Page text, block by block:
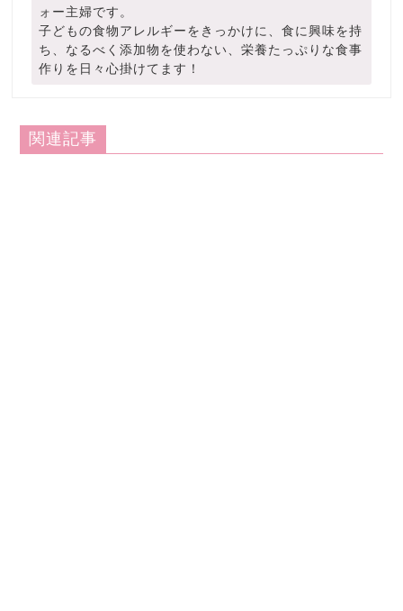
ォー主婦です。
子どもの食物アレルギーをきっかけに、食に興味を持
ち、なるべく添加物を使わない、栄養たっぷりな食事
作りを日々心掛けてます！
関連記事